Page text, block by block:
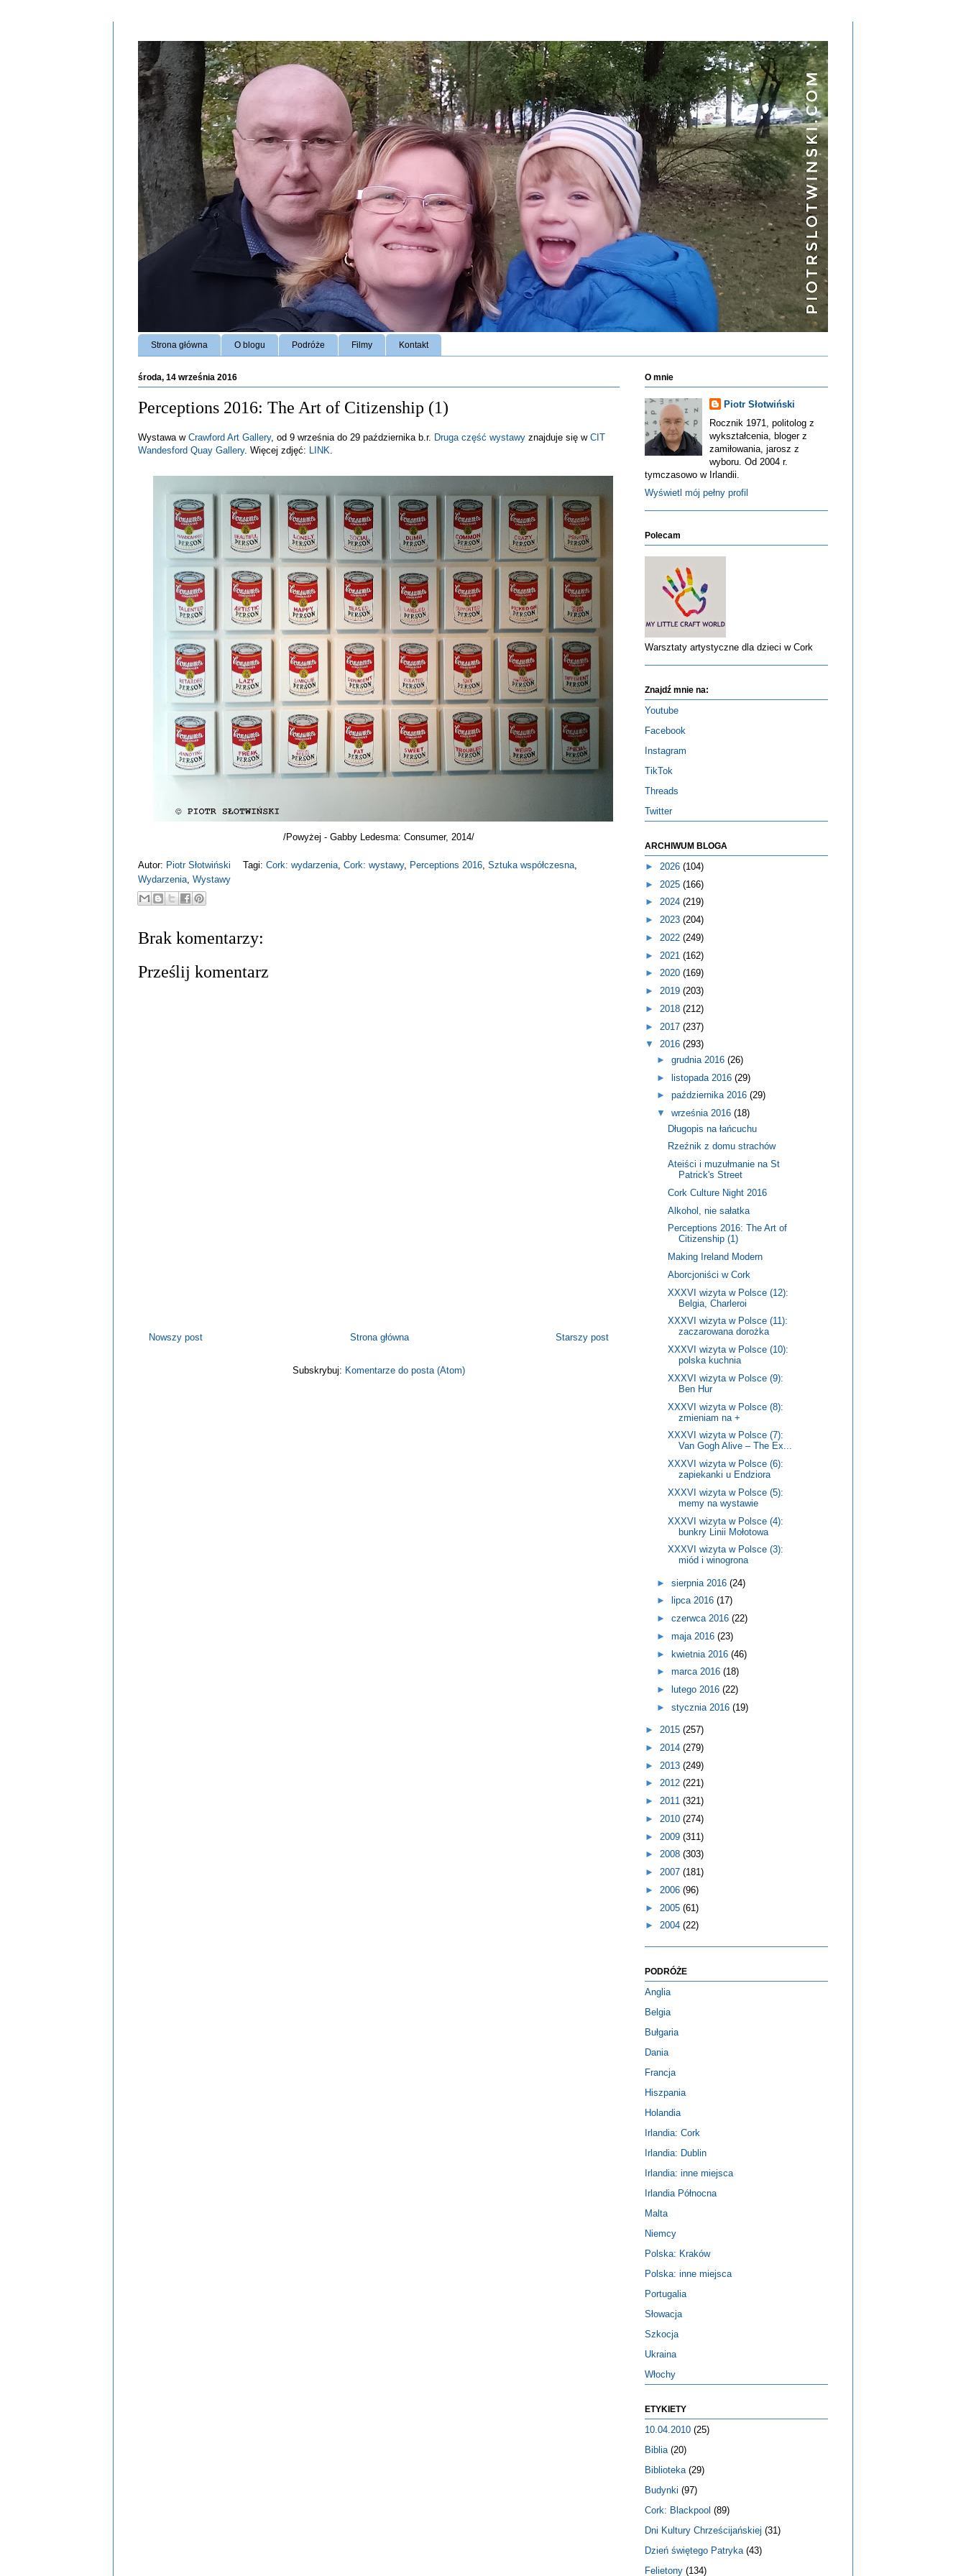
Strona główna O blogu Podróże Filmy Kontakt
środa, 14 września 2016
Perceptions 2016: The Art of Citizenship (1)
Wystawa w Crawford Art Gallery, od 9 września do 29 października b.r. Druga część wystawy znajduje się w CIT
Wandesford Quay Gallery. Więcej zdjęć: LINK.
/Powyżej - Gabby Ledesma: Consumer, 2014/
Autor: Piotr Słotwiński Tagi: Cork: wydarzenia Cork: wystawy, Perceptions 2016 Sztuka współczesna
Wydarzenia Wystawy
Brak komentarzy:
Prześlij komentarz
Nowszy post Starszy post
Strona główna
Subskrybuj: Komentarze do posta (Atom)
O mnie
Piotr Słotwiński
Rocznik 1971, politolog z
wykształcenia, bloger z
zamiłowania, jarosz z
wyboru. Od 2004 r.
tymczasowo w Irlandii.
Wyświetl mój pełny profil
Polecam
Warsztaty artystyczne dla dzieci w Cork
Znajdź mnie na:
Youtube
Facebook
Instagram
TikTok
Threads
Twitter
ARCHIWUM BLOGA
► 2026 (104)
► 2025 (166)
► 2024 (219)
► 2023 (204)
► 2022 (249)
► 2021 (162)
► 2020 (169)
► 2019 (203)
► 2018 (212)
► 2017 (237)
▼ 2016 (293)
► grudnia 2016 (26)
► listopada 2016 (29)
► października 2016 (29)
▼ września 2016 (18)
Długopis na łańcuchu
Rzeźnik z domu strachów
Ateiści i muzułmanie na St
Patrick's Street
Cork Culture Night 2016
Alkohol, nie sałatka
Perceptions 2016: The Art of
Citizenship (1)
Making Ireland Modern
Aborcjoniści w Cork
XXXVI wizyta w Polsce (12):
Belgia, Charleroi
XXXVI wizyta w Polsce (11):
zaczarowana dorożka
XXXVI wizyta w Polsce (10):
polska kuchnia
XXXVI wizyta w Polsce (9):
Ben Hur
XXXVI wizyta w Polsce (8):
zmieniam na +
XXXVI wizyta w Polsce (7):
Van Gogh Alive – The Ex...
XXXVI wizyta w Polsce (6):
zapiekanki u Endziora
XXXVI wizyta w Polsce (5):
memy na wystawie
XXXVI wizyta w Polsce (4):
bunkry Linii Mołotowa
XXXVI wizyta w Polsce (3):
miód i winogrona
► sierpnia 2016 (24)
►
lipca 2016 (17)
► czerwca 2016 (22)
► maja 2016 (23)
► kwietnia 2016 (46)
► marca 2016 (18)
►
lutego 2016 (22)
► stycznia 2016 (19)
► 2015 (257)
► 2014 (279)
► 2013 (249)
► 2012 (221)
► 2011 (321)
► 2010 (274)
► 2009 (311)
► 2008 (303)
► 2007 (181)
► 2006 (96)
► 2005 (61)
► 2004 (22)
PODRÓŻE
Anglia
Belgia
Bułgaria
Dania
Francja
Hiszpania
Holandia
Irlandia: Cork
Irlandia: Dublin
Irlandia: inne miejsca
Irlandia Północna
Malta
Niemcy
Polska: Kraków
Polska: inne miejsca
Portugalia
Słowacja
Szkocja
Ukraina
Włochy
ETYKIETY
10.04.2010 (25)
Biblia (20)
Biblioteka (29)
Budynki (97)
Cork: Blackpool (89)
Dni Kultury Chrześcijańskiej (31)
Dzień świętego Patryka (43)
Felietony (134)